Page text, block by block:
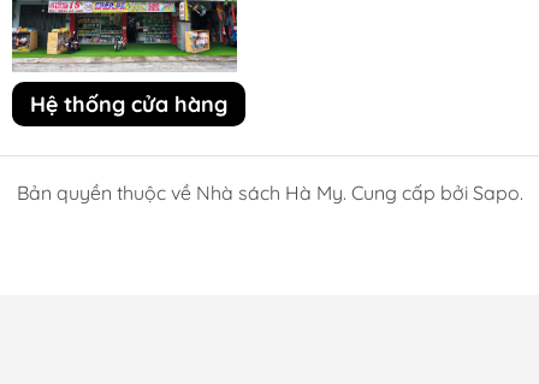
Hệ thống cửa hàng
Bản quyền thuộc về Nhà sách Hà My. Cung cấp bởi Sapo.